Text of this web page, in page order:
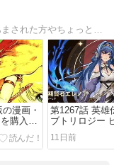
いらっしゃいませ〜！当店は、暇をもてあまされた方やちょっと濃いめのお話が聞きたい方におすすめです。記事の内容はゲームやアニメ関連が中心です。
漫画・
購入し
第1267話 英雄
ブトリロジー
英雄の次期賢
11日前